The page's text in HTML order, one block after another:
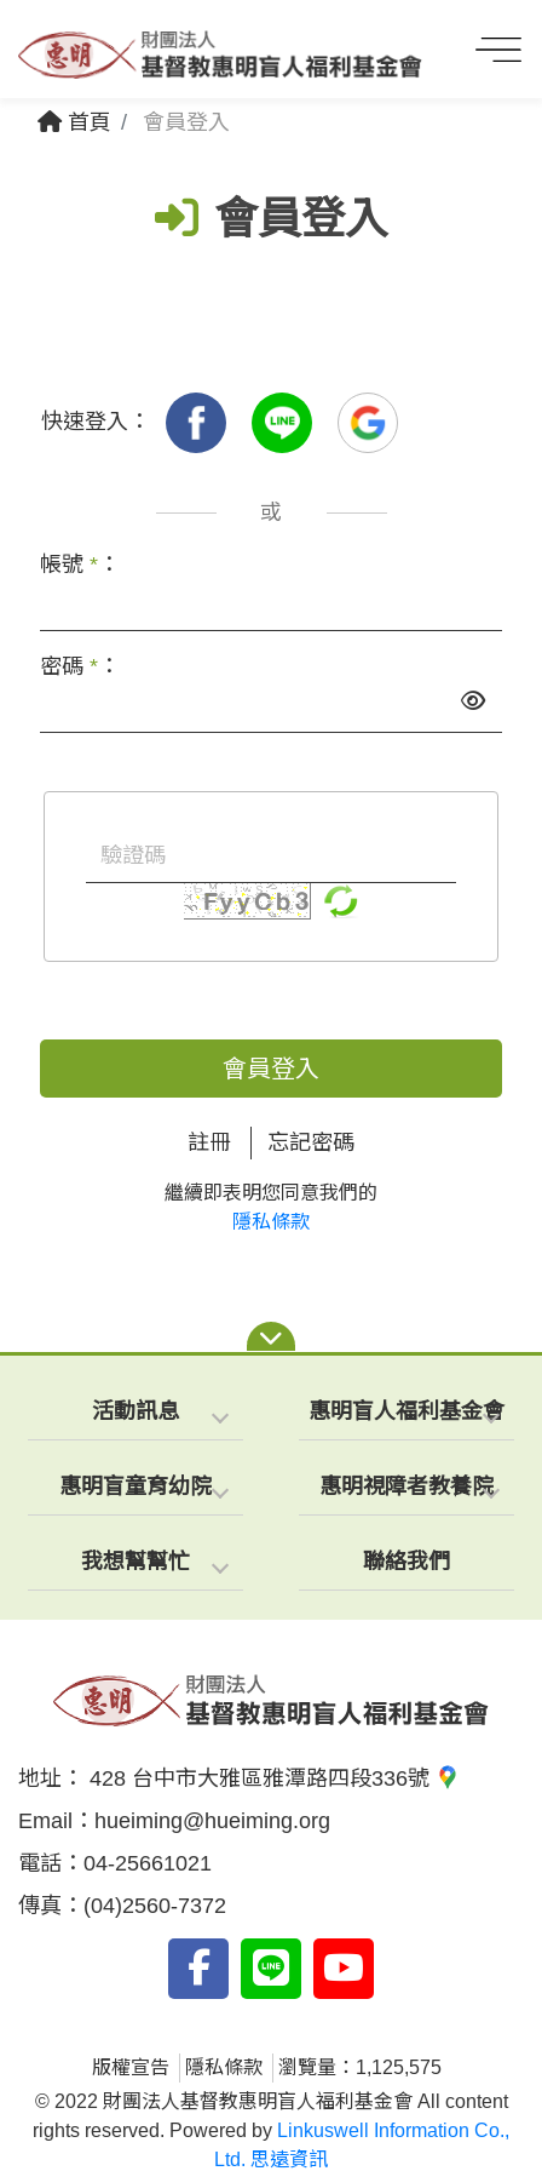
首頁 會員登入
會員登入
快速登入：
或
帳號 * ：
密碼 * ：
會員登入
註冊 忘記密碼
繼續即表明您同意我們的
隱私條款
活動訊息 惠明盲人福利基金會
惠明盲童育幼院 惠明視障者教養院
我想幫幫忙 聯絡我們
地址： 428 台中市大雅區雅潭路四段336號
Email： hueiming@hueiming.org
電話： 04-25661021
傳真： (04)2560-7372
版權宣告 隱私條款
瀏覽量：1,125,575
© 2022 財團法人基督教惠明盲人福利基金會 All content
rights reserved. Powered by Linkuswell Information Co.,
Ltd. 思遠資訊